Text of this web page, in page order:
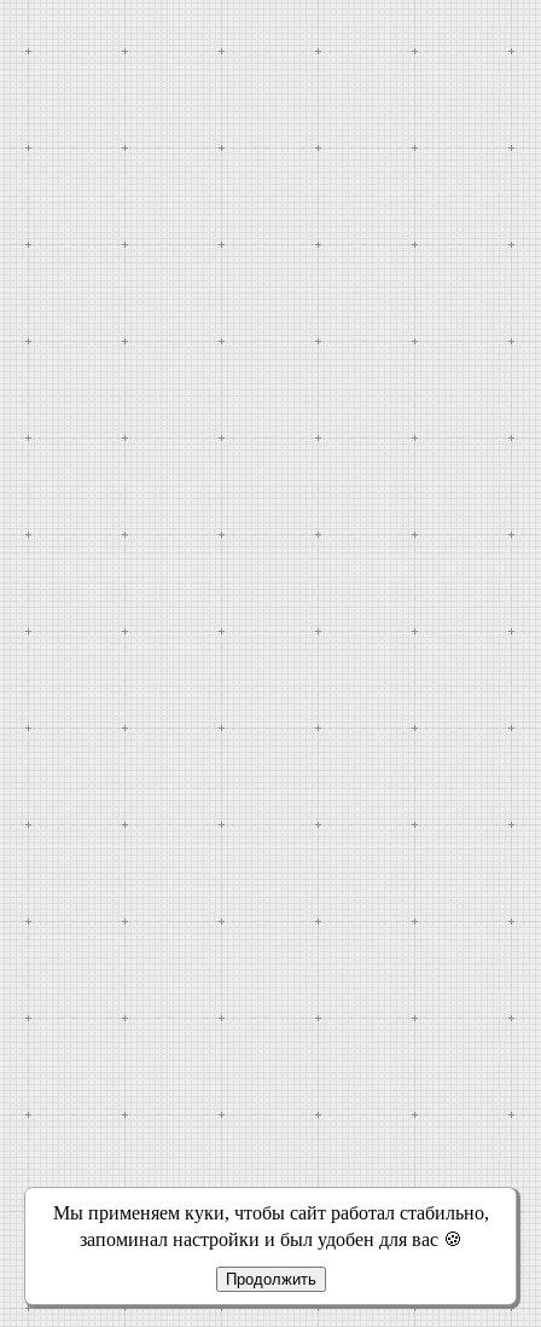
Мы применяем куки, чтобы сайт работал стабильно,
запоминал настройки и был удобен для вас 🍪
Продолжить